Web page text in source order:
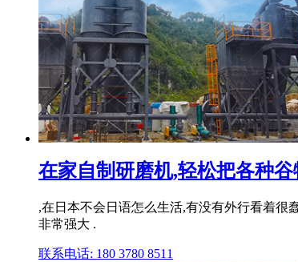
在家自制研磨机,轻松把各种
,在日本不会日语怎么生活,有没有外行看着很
非常强大 .
联系电话: 180 3780 8511